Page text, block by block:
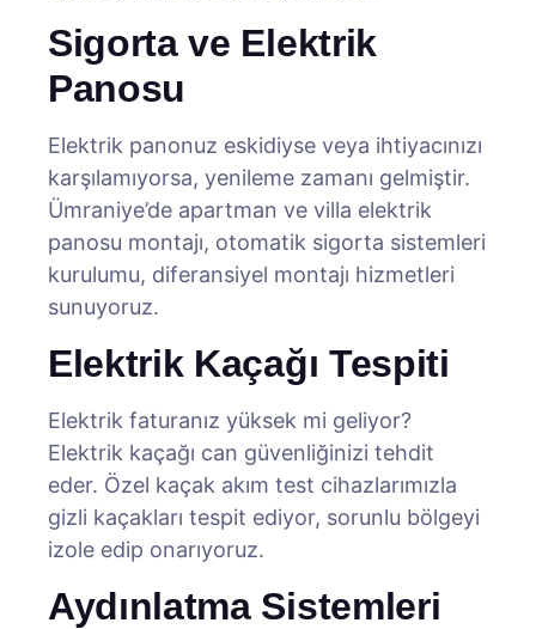
Sigorta ve Elektrik
Panosu
Elektrik panonuz eskidiyse veya ihtiyacınızı
karşılamıyorsa, yenileme zamanı gelmiştir.
Ümraniye’de apartman ve villa elektrik
panosu montajı, otomatik sigorta sistemleri
kurulumu, diferansiyel montajı hizmetleri
sunuyoruz.
Elektrik Kaçağı Tespiti
Elektrik faturanız yüksek mi geliyor?
Elektrik kaçağı can güvenliğinizi tehdit
eder. Özel kaçak akım test cihazlarımızla
gizli kaçakları tespit ediyor, sorunlu bölgeyi
izole edip onarıyoruz.
Aydınlatma Sistemleri